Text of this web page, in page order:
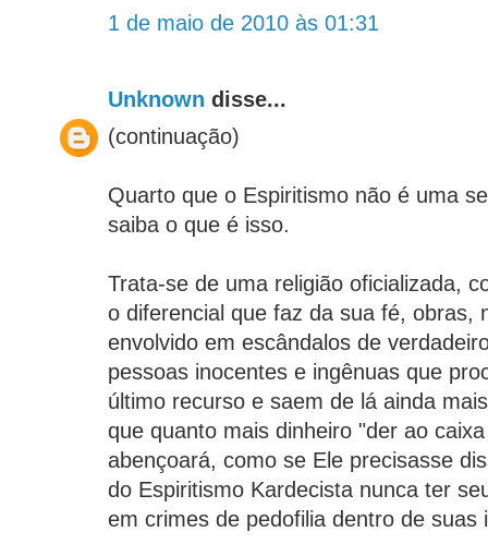
1 de maio de 2010 às 01:31
Unknown disse...
(continuação)
Quarto que o Espiritismo não é uma
saiba o que é isso.
Trata-se de uma religião oficializada,
o diferencial que faz da sua fé, obras,
envolvido em escândalos de
pessoas inocentes e ingênuas que
último recurso e saem de lá ainda
que quanto mais dinheiro "der ao
abençoará, como se Ele precisasse
do Espiritismo Kardecista nunca ter
em crimes de pedofilia dentro de suas